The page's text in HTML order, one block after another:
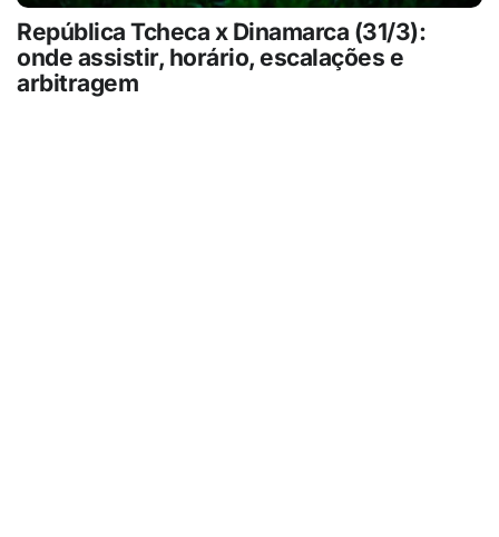
República Tcheca x Dinamarca (31/3):
onde assistir, horário, escalações e
arbitragem